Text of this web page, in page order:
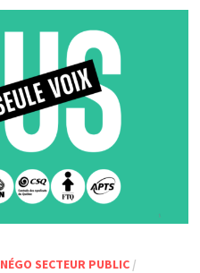
NÉGO SECTEUR PUBLIC/